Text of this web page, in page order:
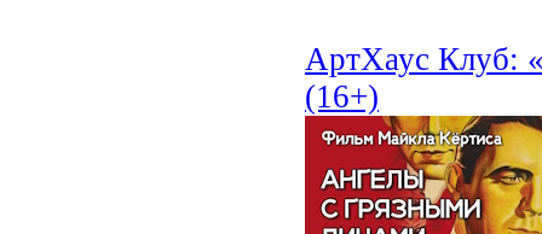
АртХаус Клуб:
(16+)